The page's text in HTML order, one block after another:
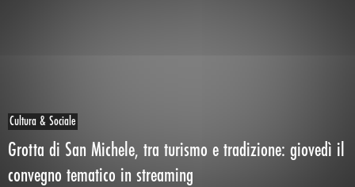
Cultura & Sociale
Grotta di San Michele, tra turismo e tradizione: giovedì il
convegno tematico in streaming